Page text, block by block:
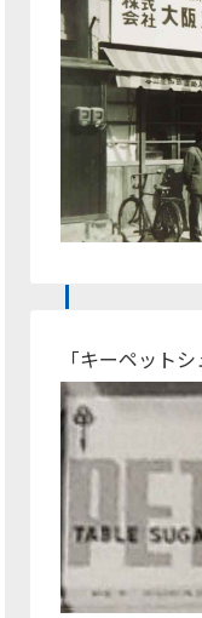
「キーペット